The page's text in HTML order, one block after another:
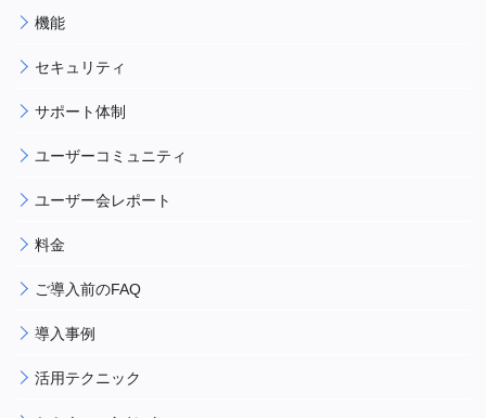
機能
セキュリティ
サポート体制
ユーザーコミュニティ
ユーザー会レポート
料金
ご導入前のFAQ
導入事例
活用テクニック